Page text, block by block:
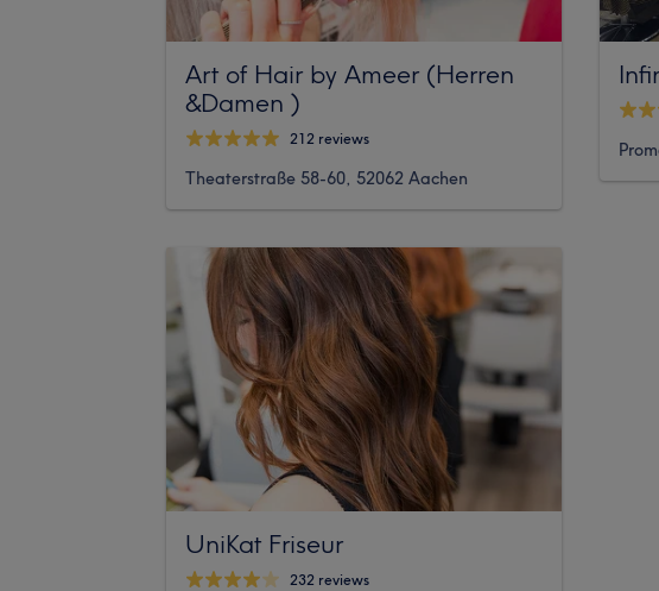
Art of Hair by Ameer (Herren
&Damen )
212 reviews
Theaterstraße 58-60, 52062 Aachen
UniKat Friseur
232 reviews